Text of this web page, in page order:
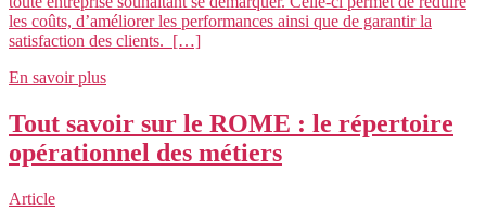
les coûts, d’améliorer les performances ainsi que de garantir la
satisfaction des clients. […]
En savoir plus
Tout savoir sur le ROME : le répertoire
opérationnel des métiers
Article